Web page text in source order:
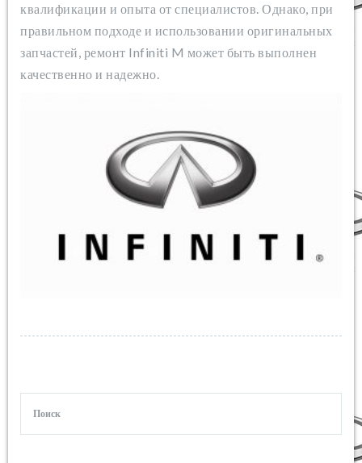
квалификации и опыта от специалистов. Однако, при
правильном подходе и использовании оригинальных
запчастей, ремонт Infiniti M может быть выполнен
качественно и надежно.